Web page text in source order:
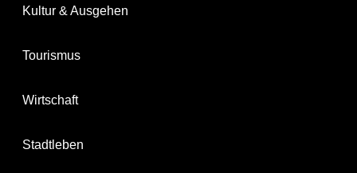
Kultur & Ausgehen
Tourismus
Wirtschaft
Stadtleben